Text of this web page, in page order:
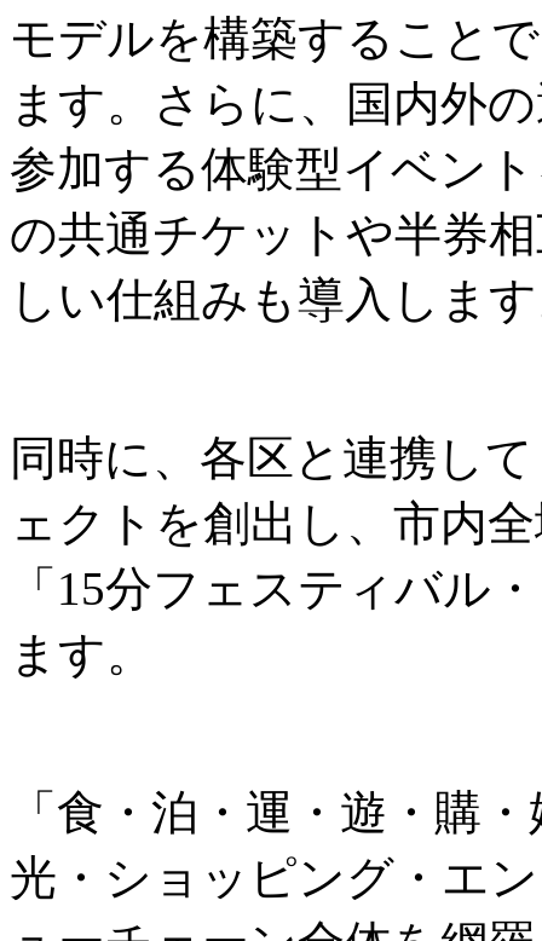
モデルを構築すること
ます。さらに、国内外
参加する体験型イベン
の共通チケットや半券
しい仕組みも導入しま
同時に、各区と連携し
ェクトを創出し、市内
「15分フェスティバル
ます。
「食・泊・運・遊・購
光・ショッピング・エ